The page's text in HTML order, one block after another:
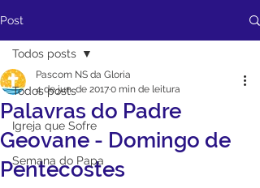
Post
Todos posts
Igreja que Sofre
Semana do Papa
Todos posts
Palavras do Padre
Geovane - Domingo de
Pentecostes
Pascom NS da Gloria
4 de jun. de 20170 min de leitura